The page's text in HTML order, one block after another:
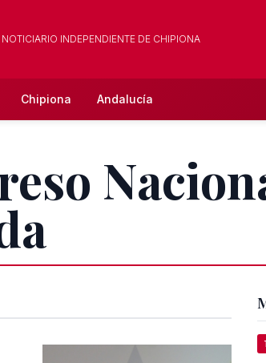
NOTICIARIO INDEPENDIENTE DE CHIPIONA
Chipiona Andalucía